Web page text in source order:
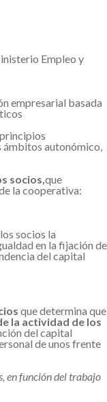
Empleo y
empresarial basada
ámbitos autonómico,
socios,que
la cooperativa:
socios la
en la fijación de
del capital
que determina que
la actividad de los
del capital
de unos frente
en función del trabajo